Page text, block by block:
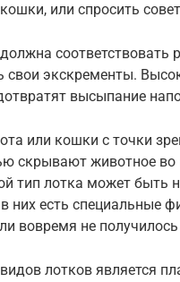
или спросить
экскременты.
высыпание
или кошки с точки
скрывают животное во
тип лотка может быть
них есть специальные
вовремя не получилось
лотков является